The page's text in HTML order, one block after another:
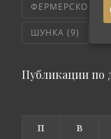
ФЕРМЕРСКО
ШУНКА (9)
Публикации по
П В